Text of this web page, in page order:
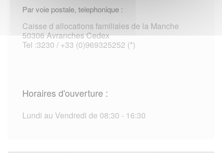
Par voie postale, telephonique :
Caisse d allocations familiales de la Manche
50306 Avranches Cedex
Tel :3230 / +33 (0)969325252 (*)
Horaires d'ouverture :
Lundi au Vendredi de 08:30 - 16:30